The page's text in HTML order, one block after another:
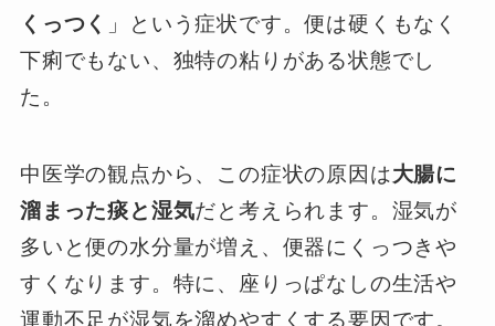
くっつく
」という症状です。便は硬くもなく
下痢でもない、独特の粘りがある状態でし
た。
中医学の観点から、この症状の原因は大腸に
溜まった痰と湿気だと考えられます。湿気が
多いと便の水分量が増え、便器にくっつきや
すくなります。特に、座りっぱなしの生活や
運動不足が湿気を溜めやすくする要因です。